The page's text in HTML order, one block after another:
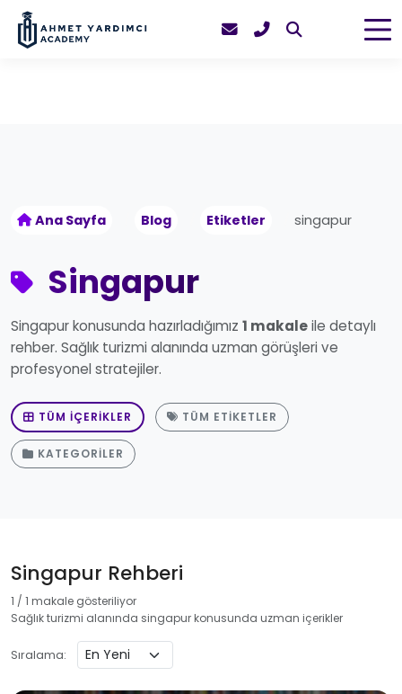
Ana Sayfa Blog Etiketler singapur
Singapur
Singapur konusunda hazırladığımız 1 makaleile detaylı
rehber. Sağlık turizmi alanında uzman görüşleri ve
profesyonel stratejiler.
TÜM İÇERIKLER TÜM ETIKETLER
KATEGORILER
Singapur Rehberi
1 / 1 makale gösteriliyor
Sağlık turizmi alanında singapur konusunda uzman içerikler
Sıralama: